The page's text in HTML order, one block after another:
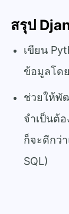
สรุป
เขียน
ข้อมูลโด
ช่วยให้พั
จำเป็นต้
ก็จะดีกว่า
SQL)